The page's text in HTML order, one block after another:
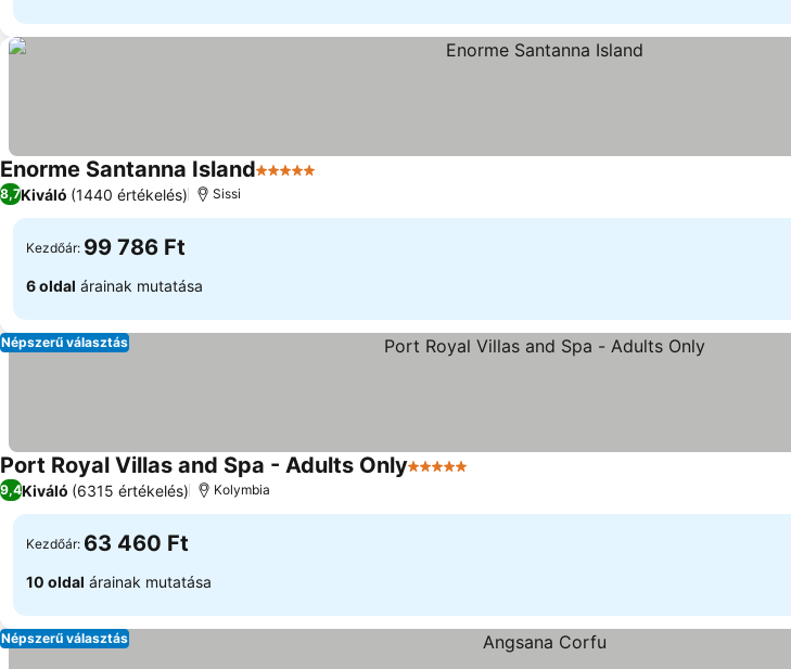
Enorme Santanna Island5 Kategória
8,7Kiváló (1440 értékelés) Sissi
Kezdőár: 99 786 Ft
6 oldal árainak mutatása
Népszerű választás
Port Royal Villas and Spa - Adults Only5 Kategória
9,4Kiváló (6315 értékelés) Kolymbia
Kezdőár: 63 460 Ft
10 oldal árainak mutatása
Népszerű választás